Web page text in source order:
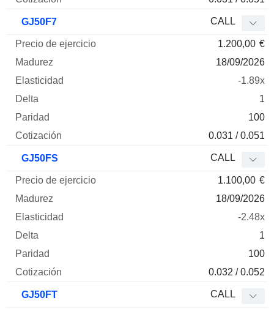
GJ50F7 CALL
1.200,00 €
18/09/2026
-1.89x
1
100
0.031 / 0.051
GJ50FS CALL
1.100,00 €
18/09/2026
-2.48x
1
100
0.032 / 0.052
GJ50FT CALL